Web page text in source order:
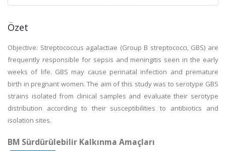
Özet
Objective: Streptococcus agalactiae (Group B streptococci, GBS) are
frequently responsible for sepsis and meningitis seen in the early
weeks of life. GBS may cause perinatal infection and premature
birth in pregnant women. The aim of this study was to serotype GBS
strains isolated from clinical samples and evaluate their serotype
distribution according to their susceptibilities to antibiotics and
isolation sites.
BM Sürdürülebilir Kalkınma Amaçları